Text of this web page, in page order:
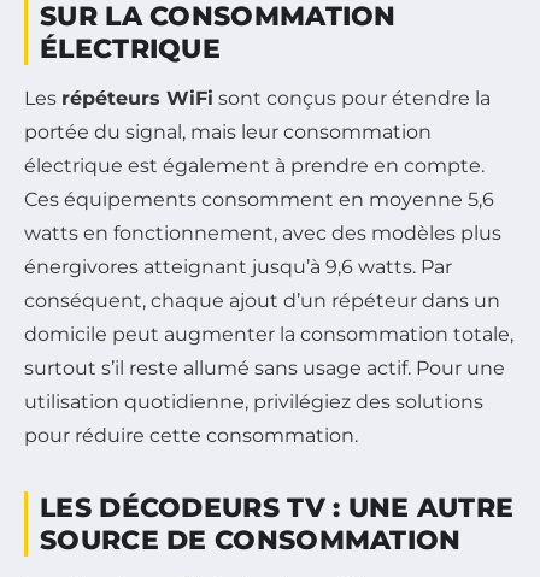
SUR LA CONSOMMATION
ÉLECTRIQUE
Les répéteurs WiFi sont conçus pour étendre la
portée du signal, mais leur consommation
électrique est également à prendre en compte.
Ces équipements consomment en moyenne 5,6
watts en fonctionnement, avec des modèles plus
énergivores atteignant jusqu’à 9,6 watts. Par
conséquent, chaque ajout d’un répéteur dans un
domicile peut augmenter la consommation totale,
surtout s’il reste allumé sans usage actif. Pour une
utilisation quotidienne, privilégiez des solutions
pour réduire cette consommation.
LES DÉCODEURS TV : UNE AUTRE
SOURCE DE CONSOMMATION